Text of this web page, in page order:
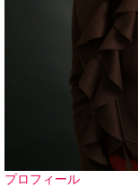
プロフィール